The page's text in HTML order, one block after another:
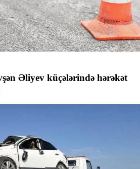
Əliyev küçələrində hərəkət